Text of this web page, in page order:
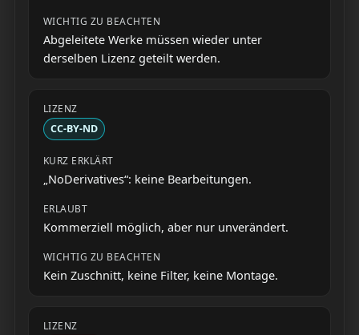
Abgeleitete Werke müssen wieder unter
derselben Lizenz geteilt werden.
CC-BY-ND
„NoDerivatives“: keine Bearbeitungen.
Kommerziell möglich, aber nur unverändert.
Kein Zuschnitt, keine Filter, keine Montage.